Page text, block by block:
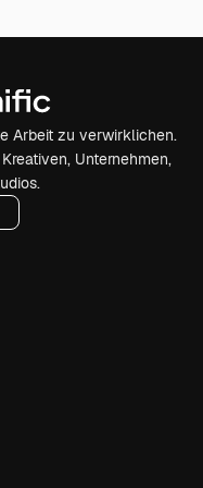
Arbeit zu verwirklichen.
Unternehmen,